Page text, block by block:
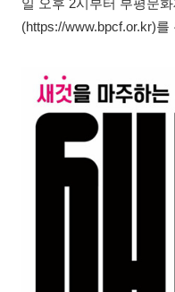
일 오후 2시부터 부평문화
(https://www.bpcf.or.kr)